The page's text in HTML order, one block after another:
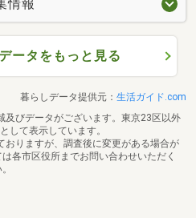
情報
ータをもっと見る
暮らしデータ提供元： 生活ガイド.com
及びデータがございます。東京23区以外
して表示しています。
おりますが、調査後に変更がある場合が
各市区役所までお問い合わせいただく